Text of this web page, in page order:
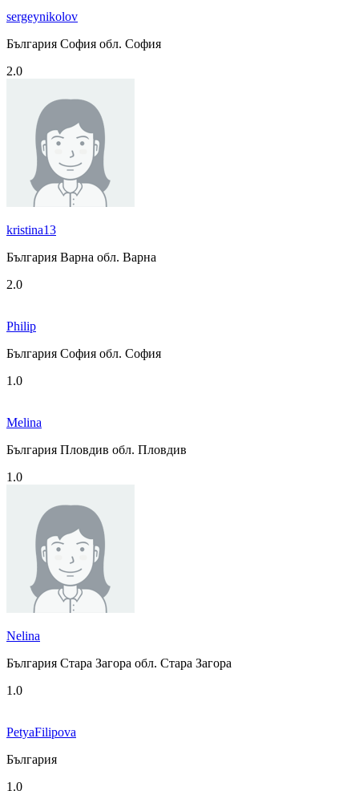
sergeynikolov
България София обл. София
2.0
kristina13
България Варна обл. Варна
2.0
Philip
България София обл. София
1.0
Melina
България Пловдив обл. Пловдив
1.0
Nelina
България Стара Загора обл. Стара Загора
1.0
PetyaFilipova
България
1.0